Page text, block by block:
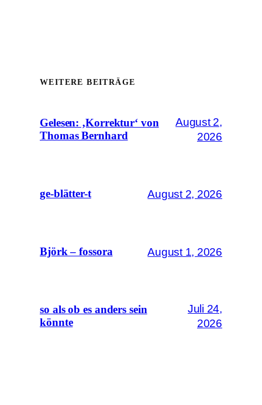
WEITERE BEITRÄGE
Gelesen: ‚Korrektur‘ von
Thomas Bernhard
August 2,
2026
ge-blätter-t August 2, 2026
Björk – fossora August 1, 2026
so als ob es anders sein
könnte
Juli 24,
2026